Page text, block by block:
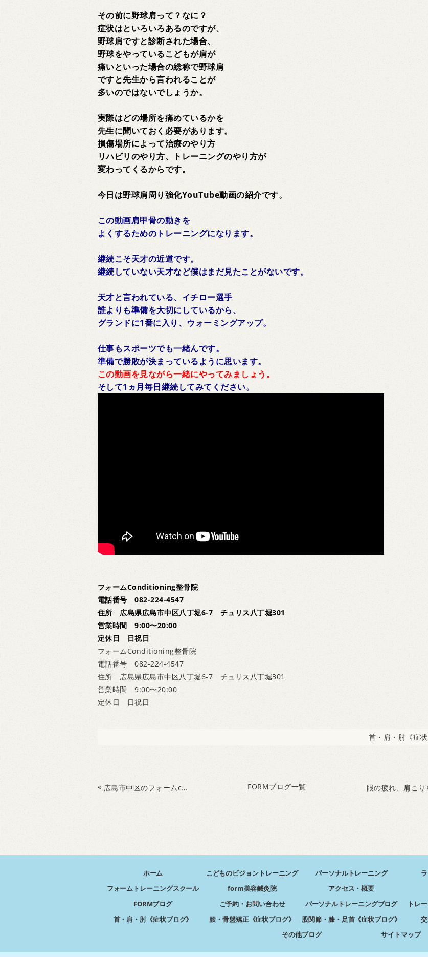
その前に野球肩って？なに？
症状はといろいろあるのですが、
野球肩ですと診断された場合、
野球をやっているこどもが肩が
痛いといった場合の総称で野球肩
ですと先生から言われることが
多いのではないでしょうか。
実際はどの場所を痛めているかを
先生に聞いておく必要があります。
損傷場所によって治療のやり方
リハビリのやり方、トレーニングのやり方が
変わってくるからです。
今日は野球肩周り強化YouTube動画の紹介です。
この動画肩甲骨の動きを
よくするためのトレーニングになります。
継続こそ天才の近道です。
継続していない天才など僕はまだ見たことがないです。
天才と言われている、イチロー選手
誰よりも準備を大切にしているから、
グランドに1番に入り、ウォーミングアップ。
仕事もスポーツでも一緒んです。
準備で勝敗が決まっているように思います。
この動画を見ながら一緒にやってみましょう。
そして1ヵ月毎日継続してみてください。
フォームConditioning整骨院
電話番号 082-224-4547
住所 広島県広島市中区八丁堀6-7 チュリス八丁堀301
営業時間 9:00〜20:00
定休日 日祝日
フォームConditioning整骨院
電話番号 082-224-4547
住所 広島県広島市中区八丁堀6-7 チュリス八丁堀301
営業時間 9:00〜20:00
定休日 日祝日
首・肩・肘《症状
« 広島市中区のフォームconditioning整骨院で整体に通っても治らなかった肩こり・眼精疲労を改善しませんか？ FORMブログ一覧
ホーム こどものビジョントレーニング パーソナルトレーニング
フォームトレーニングスクール
form美容鍼灸院 アクセス・概要
FORMブログ
ご予約・お問い合わせ パーソナルトレーニングブログ トレ
首・肩・肘《症状ブログ》
腰・骨盤矯正《症状ブログ》 股関節・膝・足首《症状ブログ》
その他ブログ
サイトマップ